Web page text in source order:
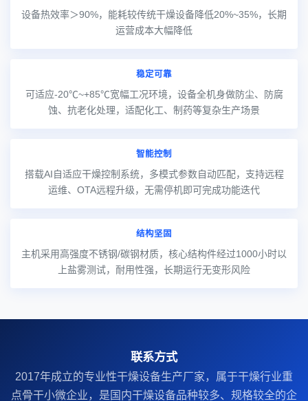
设备热效率＞90%，能耗较传统干燥设备降低20%~35%，长期
运营成本大幅降低
稳定可靠
可适应-20℃~+85℃宽幅工况环境，设备全机身做防尘、防腐
蚀、抗老化处理，适配化工、制药等复杂生产场景
智能控制
搭载AI自适应干燥控制系统，多模式参数自动匹配，支持远程
运维、OTA远程升级，无需停机即可完成功能迭代
结构坚固
主机采用高强度不锈钢/碳钢材质，核心结构件经过1000小时以
上盐雾测试，耐用性强，长期运行无变形风险
联系方式
2017年成立的‌专业性干燥设备生产厂家‌，属于干燥行业重
点骨干小微企业，是国内干燥设备品种较多、规格较全的企